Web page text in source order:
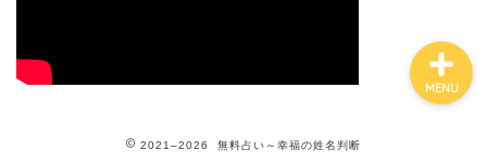
2021–2026 無料占い～幸福の姓名判断
MENU